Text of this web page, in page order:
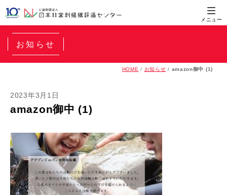
お知らせ
HOME / お知らせ / amazon御中 (1)
2023年3月1日
amazon御中 (1)